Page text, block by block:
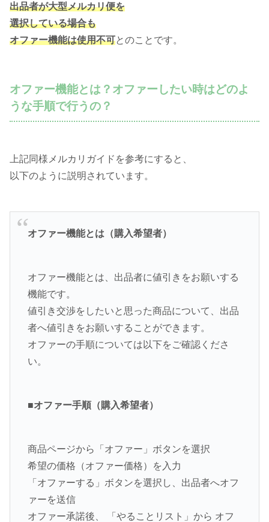
出品者が大型メルカリ便を
選択している場合も
オファー機能は使用不可とのことです。
オファー機能とは？オファーしたい時はどのよ
うな手順で行うの？
上記同様メルカリガイドを参考にすると、
以下のように説明されています。
オファー機能とは（購入希望者）
オファー機能とは、出品者に値引きをお願いする
機能です。
値引き交渉をしたいと思った商品について、出品
者へ値引きをお願いすることができます。
オファーの手順については以下をご確認くださ
い。
■オファー手順（購入希望者）
商品ページから「オファー」ボタンを選択
希望の価格（オファー価格）を入力
「オファーする」ボタンを選択し、出品者へオフ
ァーを送信
オファー承諾後、 「やることリスト」から オフ